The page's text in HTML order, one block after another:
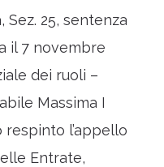
Sez. 25, sentenza
il 7 novembre
dei ruoli –
Massima I
l’appello
Entrate,